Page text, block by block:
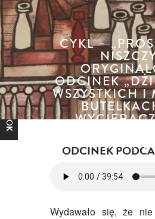
CYKL –
ODCINEK
WSZYSTKICH I
FACEBOOK
ODCINEK
Wydawało się, że